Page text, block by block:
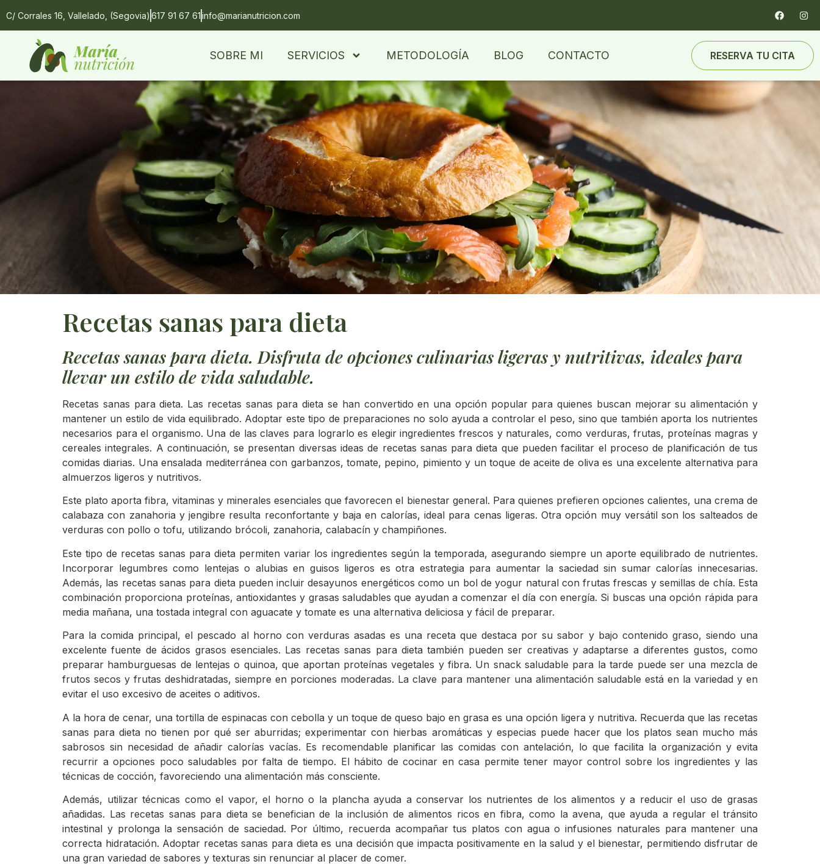
C/ Corrales 16, Vallelado, (Segovia) 617 91 67 61info@marianutricion.com
SOBRE MI SERVICIOS METODOLOGÍA BLOG CONTACTO RESERVA TU CITA
Recetas sanas para dieta
Recetas sanas para dieta. Disfruta de opciones culinarias ligeras y nutritivas, ideales para
llevar un estilo de vida saludable.
Recetas sanas para dieta. Las recetas sanas para dieta se han convertido en una opción popular para quienes buscan mejorar su alimentación y
mantener un estilo de vida equilibrado. Adoptar este tipo de preparaciones no solo ayuda a controlar el peso, sino que también aporta los nutrientes
necesarios para el organismo. Una de las claves para lograrlo es elegir ingredientes frescos y naturales, como verduras, frutas, proteínas magras y
cereales integrales. A continuación, se presentan diversas ideas de recetas sanas para dieta que pueden facilitar el proceso de planificación de tus
comidas diarias. Una ensalada mediterránea con garbanzos, tomate, pepino, pimiento y un toque de aceite de oliva es una excelente alternativa para
almuerzos ligeros y nutritivos.
Este plato aporta fibra, vitaminas y minerales esenciales que favorecen el bienestar general. Para quienes prefieren opciones calientes, una crema de
calabaza con zanahoria y jengibre resulta reconfortante y baja en calorías, ideal para cenas ligeras. Otra opción muy versátil son los salteados de
verduras con pollo o tofu, utilizando brócoli, zanahoria, calabacín y champiñones.
Este tipo de recetas sanas para dieta permiten variar los ingredientes según la temporada, asegurando siempre un aporte equilibrado de nutrientes.
Incorporar legumbres como lentejas o alubias en guisos ligeros es otra estrategia para aumentar la saciedad sin sumar calorías innecesarias.
Además, las recetas sanas para dieta pueden incluir desayunos energéticos como un bol de yogur natural con frutas frescas y semillas de chía. Esta
combinación proporciona proteínas, antioxidantes y grasas saludables que ayudan a comenzar el día con energía. Si buscas una opción rápida para
media mañana, una tostada integral con aguacate y tomate es una alternativa deliciosa y fácil de preparar.
Para la comida principal, el pescado al horno con verduras asadas es una receta que destaca por su sabor y bajo contenido graso, siendo una
excelente fuente de ácidos grasos esenciales. Las recetas sanas para dieta también pueden ser creativas y adaptarse a diferentes gustos, como
preparar hamburguesas de lentejas o quinoa, que aportan proteínas vegetales y fibra. Un snack saludable para la tarde puede ser una mezcla de
frutos secos y frutas deshidratadas, siempre en porciones moderadas. La clave para mantener una alimentación saludable está en la variedad y en
evitar el uso excesivo de aceites o aditivos.
A la hora de cenar, una tortilla de espinacas con cebolla y un toque de queso bajo en grasa es una opción ligera y nutritiva. Recuerda que las recetas
sanas para dieta no tienen por qué ser aburridas; experimentar con hierbas aromáticas y especias puede hacer que los platos sean mucho más
sabrosos sin necesidad de añadir calorías vacías. Es recomendable planificar las comidas con antelación, lo que facilita la organización y evita
recurrir a opciones poco saludables por falta de tiempo. El hábito de cocinar en casa permite tener mayor control sobre los ingredientes y las
técnicas de cocción, favoreciendo una alimentación más consciente.
Además, utilizar técnicas como el vapor, el horno o la plancha ayuda a conservar los nutrientes de los alimentos y a reducir el uso de grasas
añadidas. Las recetas sanas para dieta se benefician de la inclusión de alimentos ricos en fibra, como la avena, que ayuda a regular el tránsito
intestinal y prolonga la sensación de saciedad. Por último, recuerda acompañar tus platos con agua o infusiones naturales para mantener una
correcta hidratación. Adoptar recetas sanas para dieta es una decisión que impacta positivamente en la salud y el bienestar, permitiendo disfrutar de
una gran variedad de sabores y texturas sin renunciar al placer de comer.